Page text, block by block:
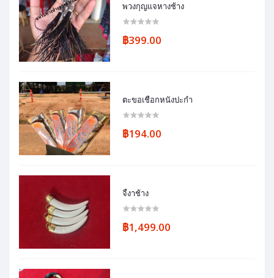
พวงกุญแจหางช้าง
฿399.00
ตะขอเชือกหนังปะกำ
฿194.00
จี้งาช้าง
฿1,499.00